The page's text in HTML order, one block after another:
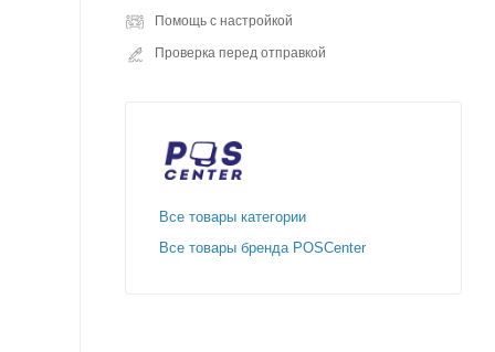
Помощь с настройкой
Проверка перед отправкой
Все товары категории
Все товары бренда POSCenter